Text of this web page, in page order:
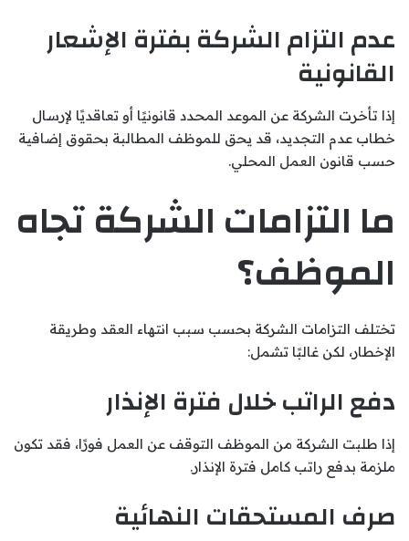
عدم التزام الشركة بفترة الإشعار
القانونية
إذا تأخرت الشركة عن الموعد المحدد قانونيًا أو تعاقديًا لإرسال
خطاب عدم التجديد، قد يحق للموظف المطالبة بحقوق إضافية
حسب قانون العمل المحلي.
ما التزامات الشركة تجاه
الموظف؟
تختلف التزامات الشركة بحسب سبب انتهاء العقد وطريقة
الإخطار، لكن غالبًا تشمل:
دفع الراتب خلال فترة الإنذار
إذا طلبت الشركة من الموظف التوقف عن العمل فورًا، فقد تكون
ملزمة بدفع راتب كامل فترة الإنذار.
صرف المستحقات النهائية